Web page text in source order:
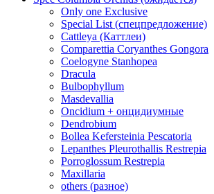
Only one Exclusive
Special List (спецпредложение)
Cattleya (Каттлеи)
Comparettia Coryanthes Gongora
Coelogyne Stanhopea
Dracula
Bulbophyllum
Masdevallia
Oncidium + онцидиумные
Dendrobium
Bollea Kefersteinia Pescatoria
Lepanthes Pleurothallis Restrepia
Porroglossum Restrepia
Maxillaria
others (разное)